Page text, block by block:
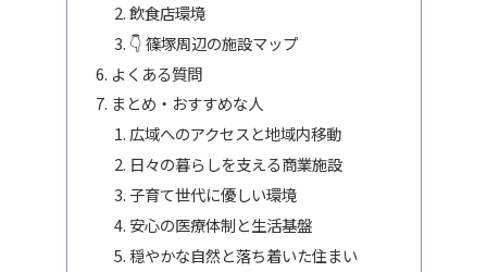
飲食店環境
👇 篠塚周辺の施設マップ
よくある質問
まとめ・おすすめな人
広域へのアクセスと地域内移動
日々の暮らしを支える商業施設
子育て世代に優しい環境
安心の医療体制と生活基盤
穏やかな自然と落ち着いた住まい